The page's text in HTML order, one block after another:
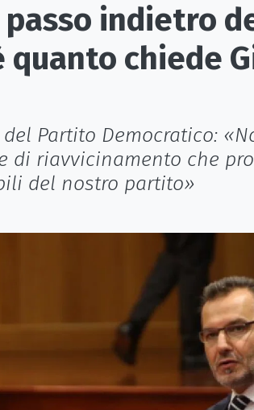
passo indietro
quanto chiede
del Partito Democratico:
di riavvicinamento che
del nostro partito»